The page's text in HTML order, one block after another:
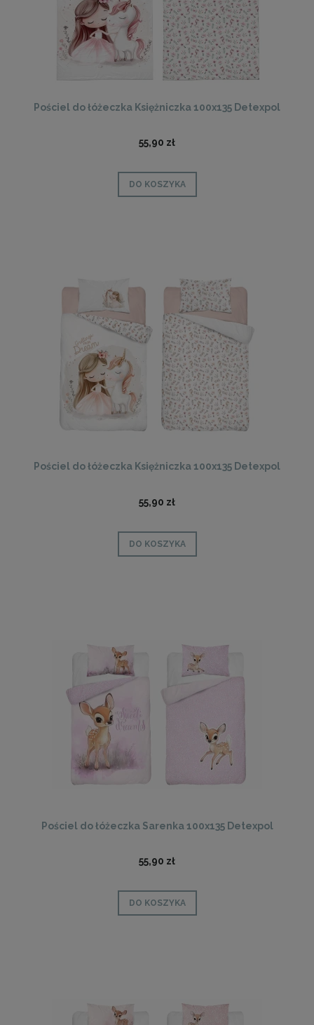
Pościel do łóżeczka Księżniczka 100x135 Detexpol
55,90 zł
DO KOSZYKA
Pościel do łóżeczka Księżniczka 100x135 Detexpol
55,90 zł
DO KOSZYKA
Pościel do łóżeczka Sarenka 100x135 Detexpol
55,90 zł
DO KOSZYKA